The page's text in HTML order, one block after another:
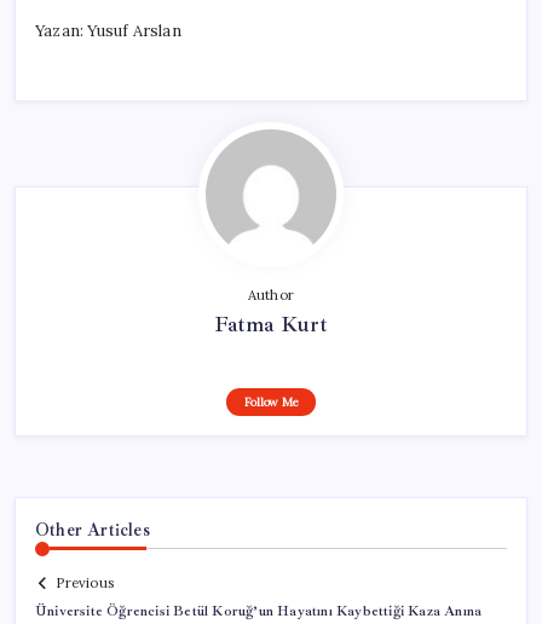
Yazan: Yusuf Arslan
Author
Fatma Kurt
Follow Me
Other Articles
Previous
Üniversite Öğrencisi Betül Koruğ’un Hayatını Kaybettiği Kaza Anına